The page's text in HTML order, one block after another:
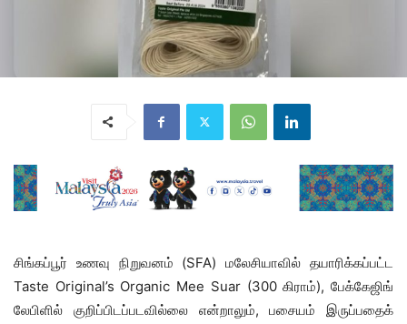
சிங்கப்பூர் உணவு நிறுவனம் (SFA) மலேசியாவில் தயாரிக்கப்பட்ட
Taste Original’s Organic Mee Suar (300 கிராம்), பேக்கேஜிங்
லேபிளில் குறிப்பிடப்படவில்லை என்றாலும், பசையம் இருப்பதைக்